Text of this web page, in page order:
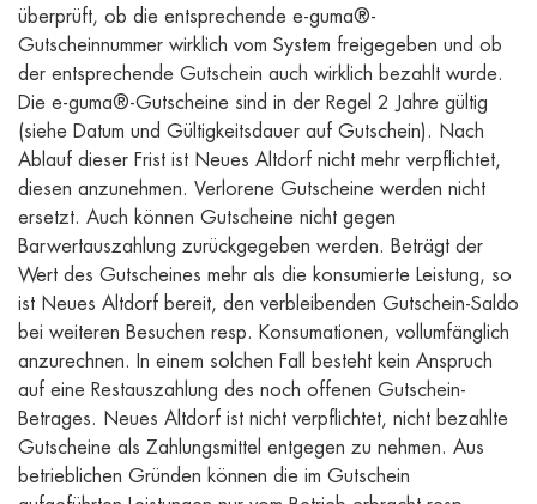
überprüft, ob die entsprechende e-guma®-
Gutscheinnummer wirklich vom System freigegeben und ob
der entsprechende Gutschein auch wirklich bezahlt wurde.
Die e-guma®-Gutscheine sind in der Regel 2 Jahre gültig
(siehe Datum und Gültigkeitsdauer auf Gutschein). Nach
Ablauf dieser Frist ist Neues Altdorf nicht mehr verpflichtet,
diesen anzunehmen. Verlorene Gutscheine werden nicht
ersetzt. Auch können Gutscheine nicht gegen
Barwertauszahlung zurückgegeben werden. Beträgt der
Wert des Gutscheines mehr als die konsumierte Leistung, so
ist Neues Altdorf bereit, den verbleibenden Gutschein-Saldo
bei weiteren Besuchen resp. Konsumationen, vollumfänglich
anzurechnen. In einem solchen Fall besteht kein Anspruch
auf eine Restauszahlung des noch offenen Gutschein-
Betrages. Neues Altdorf ist nicht verpflichtet, nicht bezahlte
Gutscheine als Zahlungsmittel entgegen zu nehmen. Aus
betrieblichen Gründen können die im Gutschein